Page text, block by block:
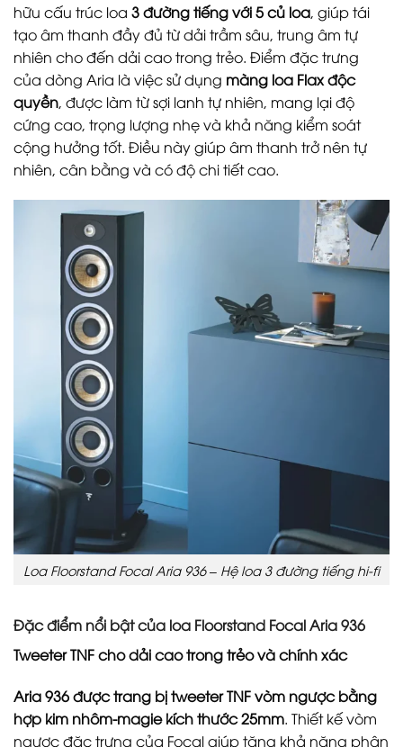
hữu cấu trúc loa 3 đường tiếng với 5 củ loa, giúp tái
tạo âm thanh đầy đủ từ dải trầm sâu, trung âm tự
nhiên cho đến dải cao trong trẻo. Điểm đặc trưng
của dòng Aria là việc sử dụng màng loa Flax độc
quyền, được làm từ sợi lanh tự nhiên, mang lại độ
cứng cao, trọng lượng nhẹ và khả năng kiểm soát
cộng hưởng tốt. Điều này giúp âm thanh trở nên tự
nhiên, cân bằng và có độ chi tiết cao.
Loa Floorstand Focal Aria 936 – Hệ loa 3 đường tiếng hi-fi
Đặc điểm nổi bật của loa Floorstand Focal Aria 936
Tweeter TNF cho dải cao trong trẻo và chính xác
Aria 936 được trang bị tweeter TNF vòm ngược bằng
hợp kim nhôm-magie kích thước 25mm. Thiết kế vòm
ngược đặc trưng của Focal giúp tăng khả năng phân